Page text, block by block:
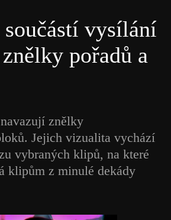
vysílání
pořadů a
znělky
Jejich vizualita vychází
vybraných klipů, na které
klipům z minulé dekády